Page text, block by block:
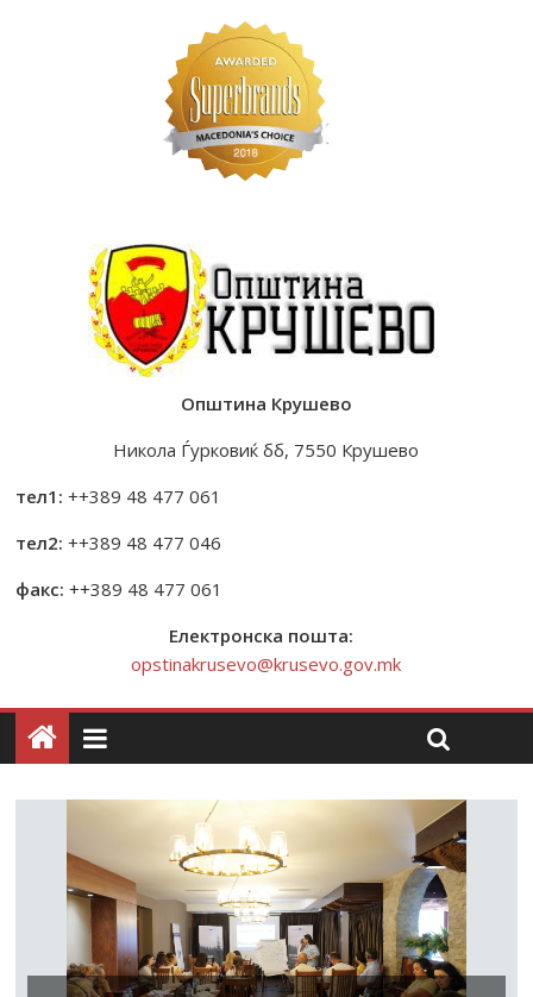
Општина Крушево
Никола Ѓурковиќ бб, 7550 Крушево
тел1: ++389 48 477 061
тел2: ++389 48 477 046
факс: ++389 48 477 061
Електронска пошта:
opstinakrusevo@krusevo.gov.mk